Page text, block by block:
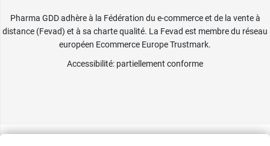
Pharma GDD adhère à la Fédération du e-commerce et de la vente à
distance (Fevad) et à sa charte qualité. La Fevad est membre du réseau
européen Ecommerce Europe Trustmark.
Accessibilité: partiellement conforme